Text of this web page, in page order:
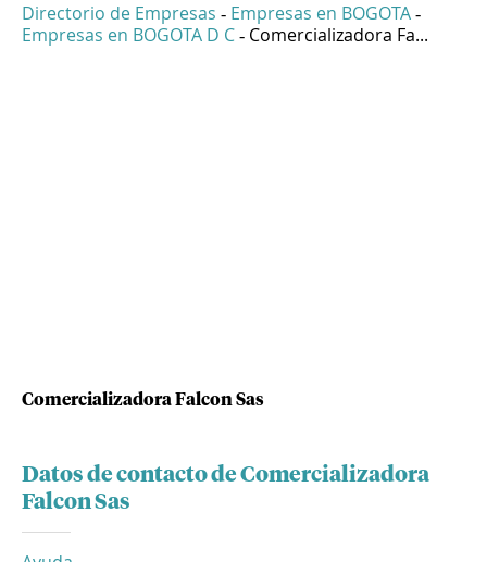
Directorio de Empresas - Empresas en BOGOTA -
Empresas en BOGOTA D C - Comercializadora Fa...
Comercializadora Falcon Sas
Datos de contacto de Comercializadora
Falcon Sas